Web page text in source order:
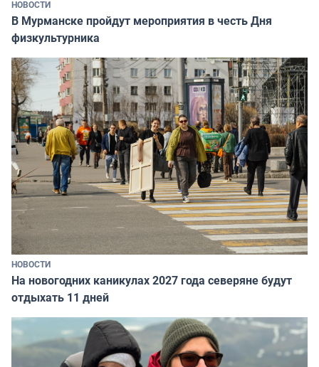
НОВОСТИ
В Мурманске пройдут мероприятия в честь Дня
физкультурника
НОВОСТИ
На новогодних каникулах 2027 года северяне будут
отдыхать 11 дней